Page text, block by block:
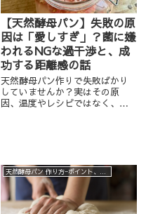
【天然酵母パン】失敗の原
因は「愛しすぎ」？菌に嫌
われるNGな過干渉と、成
功する距離感の話
天然酵母パン作りで失敗ばかり
していませんか？実はその原
因、温度やレシピではなく、あ
すぎ」の罠から抜け出し、信じ
て待つことでパン作りがうまく
いく秘訣をお伝えします。